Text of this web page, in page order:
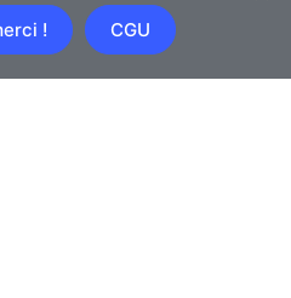
une newsletter.
! CGU